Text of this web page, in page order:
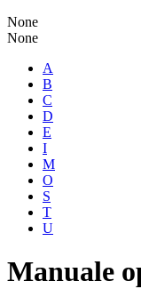
None
None
A
B
C
D
E
I
M
O
S
T
U
Manuale